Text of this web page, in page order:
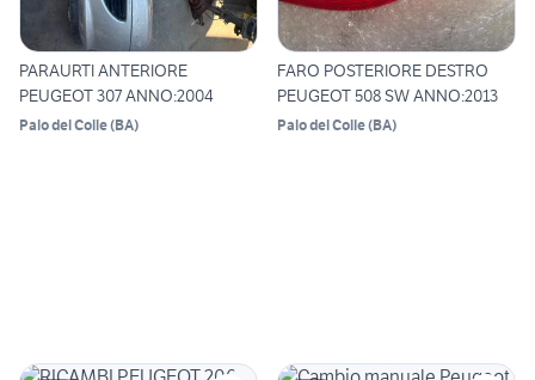
PARAURTI ANTERIORE
PEUGEOT 307 ANNO:2004
Palo del Colle(BA)
FARO POSTERIORE DESTRO
PEUGEOT 508 SW ANNO:2013
Palo del Colle(BA)